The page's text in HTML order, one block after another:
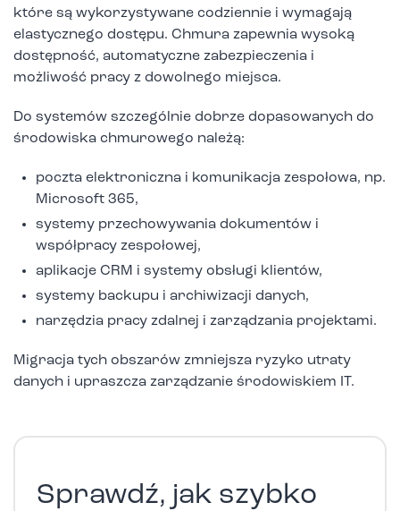
które są wykorzystywane codziennie i wymagają
elastycznego dostępu. Chmura zapewnia wysoką
dostępność, automatyczne zabezpieczenia i
możliwość pracy z dowolnego miejsca.
Do systemów szczególnie dobrze dopasowanych do
środowiska chmurowego należą:
poczta elektroniczna i komunikacja zespołowa, np.
Microsoft 365,
systemy przechowywania dokumentów i
współpracy zespołowej,
aplikacje CRM i systemy obsługi klientów,
systemy backupu i archiwizacji danych,
narzędzia pracy zdalnej i zarządzania projektami.
Migracja tych obszarów zmniejsza ryzyko utraty
danych i upraszcza zarządzanie środowiskiem IT.
Sprawdź, jak szybko